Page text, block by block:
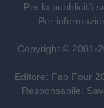
Per la pubblicità
Per
Copyright © 2001-
Editore: Fab Four
Responsabile: